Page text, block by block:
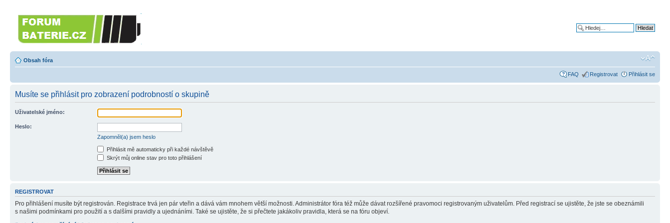
Obsah fóra
FAQ Registrovat Přihlásit se
Musíte se přihlásit pro zobrazení podrobností o skupině
Uživatelské jméno:
Heslo:
Zapomněl(a) jsem heslo
Přihlásit mě automaticky při každé návštěvě
Skrýt můj online stav pro toto přihlášení
REGISTROVAT
Pro přihlášení musíte být registrován. Registrace trvá jen pár vteřin a dává vám mnohem větší možnosti. Administrátor fóra též může dávat rozšířené pravomoci registrovaným uživatelům. Před registrací se ujistěte, že jste se obeznámili
s našimi podmínkami pro použití a s dalšími pravidly a ujednáními. Také se ujistěte, že si přečtete jakákoliv pravidla, která se na fóru objeví.